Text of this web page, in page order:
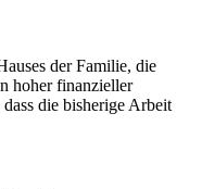
der Familie, die
hoher finanzieller
die bisherige Arbeit